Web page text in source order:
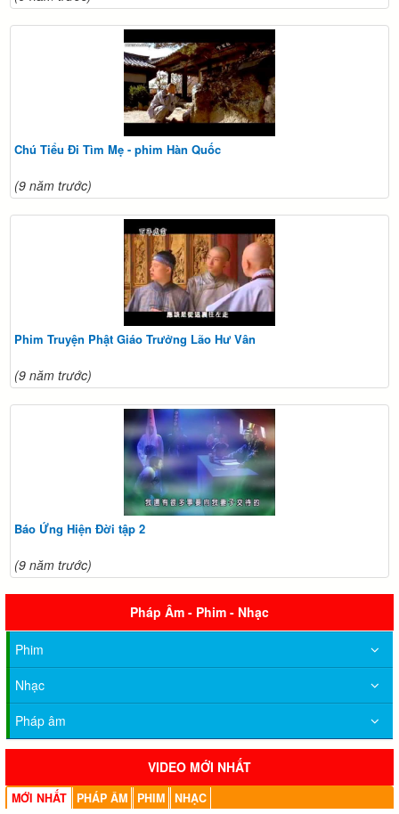
Chú Tiểu Đi Tìm Mẹ - phim Hàn Quốc
(9 năm trước)
Phim Truyện Phật Giáo Trưởng Lão Hư Vân
(9 năm trước)
Báo Ứng Hiện Đời tập 2
(9 năm trước)
Pháp Âm - Phim - Nhạc
Phim
Nhạc
Pháp âm
VIDEO MỚI NHẤT
MỚI NHẤT PHÁP ÂM PHIM NHẠC